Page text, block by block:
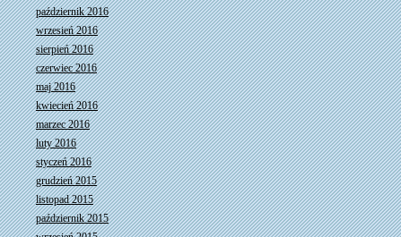
październik 2016
wrzesień 2016
sierpień 2016
czerwiec 2016
maj 2016
kwiecień 2016
marzec 2016
luty 2016
styczeń 2016
grudzień 2015
listopad 2015
październik 2015